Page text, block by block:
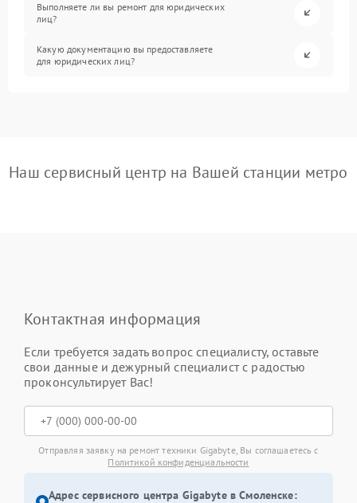
Выполняете ли вы ремонт для юридических
лиц?
Какую документацию вы предоставляете
для юридических лиц?
Наш сервисный центр на Вашей станции метро
Контактная информация
Если требуется задать вопрос специалисту, оставьте
свои данные и дежурный специалист с радостью
проконсультирует Вас!
Отправляя заявку на ремонт техники Gigabyte, Вы соглашаетесь с
Политикой конфиденциальности
Адрес сервисного центра Gigabyte в Смоленске: